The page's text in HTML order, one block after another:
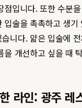
점입니다. 또한 수분
입술을 촉촉하고 생기
니다. 얇은 입술에
을 개선하고 싶을 때
라인: 광주 레